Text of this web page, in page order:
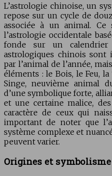
L’astrologie chinoise, un
repose sur un cycle de
associée à un animal. Ce
l’astrologie occidentale
fonde sur un calendrier
astrologiques chinois sont
par l’animal de l’année,
éléments : le Bois, le Feu,
Singe, neuvième animal
d’une symbolique forte,
et une certaine malice,
caractère de ceux qui
important de noter que
système complexe et
peuvent varier.
Origines et